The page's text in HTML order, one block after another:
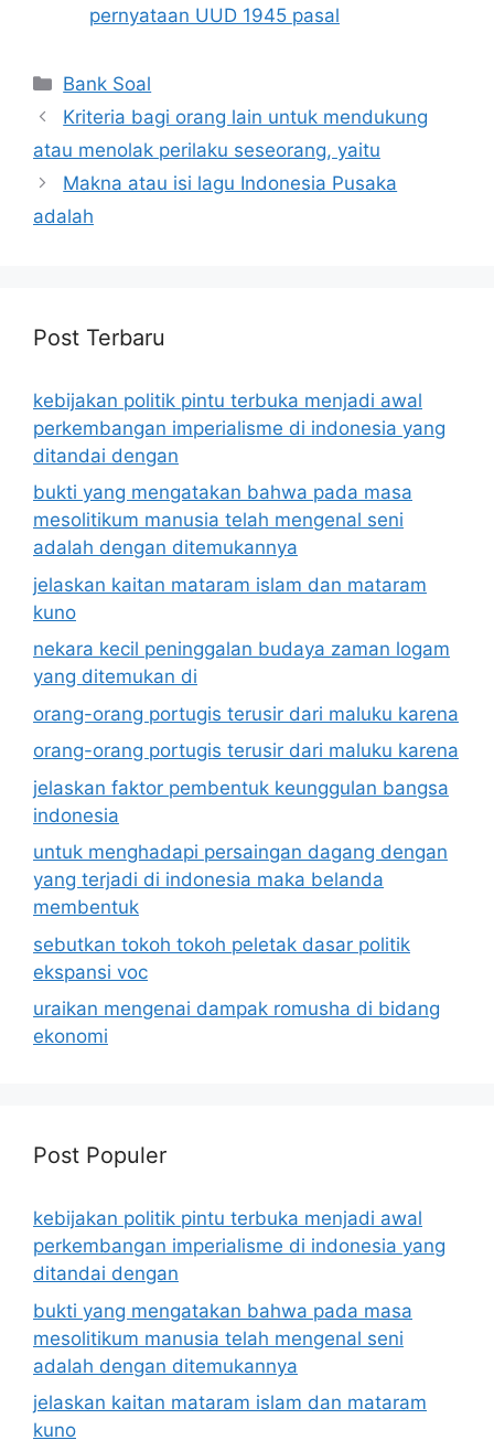
pernyataan UUD 1945 pasal
Categories
Bank Soal
Kriteria bagi orang lain untuk mendukung
atau menolak perilaku seseorang, yaitu
Makna atau isi lagu Indonesia Pusaka
adalah
Post Terbaru
kebijakan politik pintu terbuka menjadi awal
perkembangan imperialisme di indonesia yang
ditandai dengan
bukti yang mengatakan bahwa pada masa
mesolitikum manusia telah mengenal seni
adalah dengan ditemukannya
jelaskan kaitan mataram islam dan mataram
kuno
nekara kecil peninggalan budaya zaman logam
yang ditemukan di
orang-orang portugis terusir dari maluku karena
orang-orang portugis terusir dari maluku karena
jelaskan faktor pembentuk keunggulan bangsa
indonesia
untuk menghadapi persaingan dagang dengan
yang terjadi di indonesia maka belanda
membentuk
sebutkan tokoh tokoh peletak dasar politik
ekspansi voc
uraikan mengenai dampak romusha di bidang
ekonomi
Post Populer
kebijakan politik pintu terbuka menjadi awal
perkembangan imperialisme di indonesia yang
ditandai dengan
bukti yang mengatakan bahwa pada masa
mesolitikum manusia telah mengenal seni
adalah dengan ditemukannya
jelaskan kaitan mataram islam dan mataram
kuno